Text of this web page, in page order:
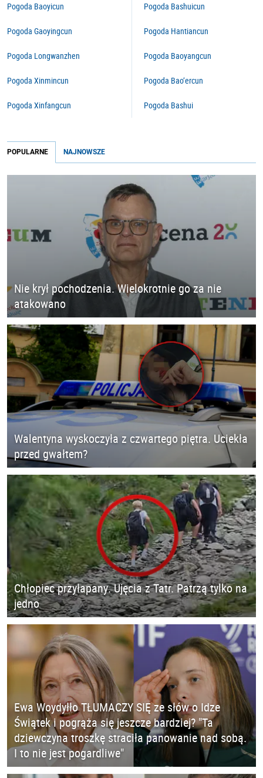
Pogoda Baoyicun
Pogoda Gaoyingcun
Pogoda Longwanzhen
Pogoda Xinmincun
Pogoda Xinfangcun
Pogoda Bashuicun
Pogoda Hantiancun
Pogoda Baoyangcun
Pogoda Bao’ercun
Pogoda Bashui
POPULARNE NAJNOWSZE
Nie krył pochodzenia. Wielokrotnie go za nie
atakowano
Walentyna wyskoczyła z czwartego piętra. Uciekła
przed gwałtem?
Chłopiec przyłapany. Ujęcia z Tatr. Patrzą tylko na
jedno
Ewa Woydyłło TŁUMACZY SIĘ ze słów o Idze
Świątek i pogrąża się jeszcze bardziej? "Ta
dziewczyna troszkę straciła panowanie nad sobą.
I to nie jest pogardliwe"